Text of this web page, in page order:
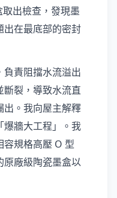
出檢查，發現墨
出在最底部的密封
負責阻擋水流溢出
斷裂，導致水流直
出。我向屋主解釋
爆牆大工程」。我
規格高壓 O 型
原廠級陶瓷墨盒以